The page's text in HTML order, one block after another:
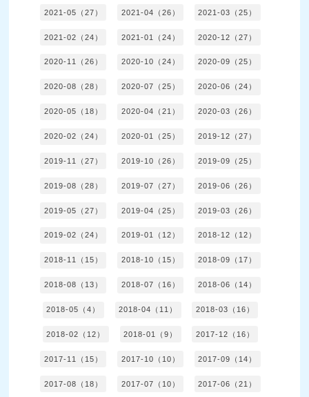
2021-05（27） 2021-04（26） 2021-03（25）
2021-02（24） 2021-01（24） 2020-12（27）
2020-11（26） 2020-10（24） 2020-09（25）
2020-08（28） 2020-07（25） 2020-06（24）
2020-05（18） 2020-04（21） 2020-03（26）
2020-02（24） 2020-01（25） 2019-12（27）
2019-11（27） 2019-10（26） 2019-09（25）
2019-08（28） 2019-07（27） 2019-06（26）
2019-05（27） 2019-04（25） 2019-03（26）
2019-02（24） 2019-01（12） 2018-12（12）
2018-11（15） 2018-10（15） 2018-09（17）
2018-08（13） 2018-07（16） 2018-06（14）
2018-05（4） 2018-04（11） 2018-03（16）
2018-02（12） 2018-01（9） 2017-12（16）
2017-11（15） 2017-10（10） 2017-09（14）
2017-08（18） 2017-07（10） 2017-06（21）